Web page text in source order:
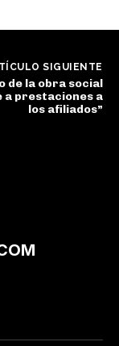
SIGUIENTE
de la obra social
a prestaciones a
los afiliados”